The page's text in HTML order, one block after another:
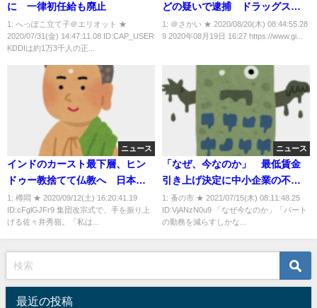
に 一律初任給も廃止
1: へっぽこ立て子＠エリオット ★
2020/07/31(金) 14:47:11.08 ID:CAP_USER
KDDIは約1万3千人の正...
どの疑いで逮捕 ドラッグスト
アで化粧品や医薬品を盗んだ
か 岐阜県
1: ＠さかい ★ 2020/08/20(木) 08:44:55.28
9 2020年08月19日 16:27 https://www.gi...
ニュース
インドのカースト最下層、ヒン
ドゥー教捨てて仏教へ 日本か
ら来た僧が後押し 「私はすべ
ての人間が平等であると信じま
す」
1: 樽悶 ★ 2020/09/12(土) 16:20:41.19
ID:cFglGJFr9 集団改宗式で、手を振り上
げる佐々井秀嶺。「私は...
ニュース
「なぜ、今なのか」 最低賃金
引き上げ決定に中小企業の不満
噴出 雇用圧迫の懸念も
1: 蚤の市 ★ 2021/07/15(木) 08:11:48.25
ID:VjANzN0u9 「なぜ今なのか」「パート
の勤務を減らすしかな...
最近の投稿